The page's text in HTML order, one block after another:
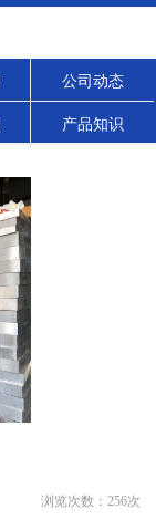
公司动态
产品知识
浏览次数： 256次